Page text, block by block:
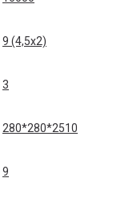
9 (4,5х2)
3
280*280*2510
9